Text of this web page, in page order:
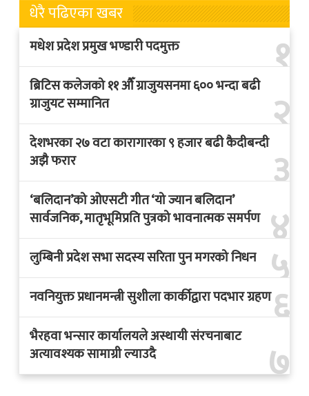
धेरै पढिएका खबर
१
मधेश प्रदेश प्रमुख भण्डारी पदमुक्त
२
ब्रिटिस कलेजको ११ औँ ग्राजुयसनमा ६०० भन्दा बढी
ग्राजुयट सम्मानित
३
देशभरका २७ वटा कारागारका ९ हजार बढी कैदीबन्दी
अझै फरार
४
‘बलिदान’को ओएसटी गीत ‘यो ज्यान बलिदान’
सार्वजनिक, मातृभूमिप्रति पुत्रको भावनात्मक समर्पण
५
लुम्बिनी प्रदेश सभा सदस्य सरिता पुन मगरको निधन
६
नवनियुक्त प्रधानमन्त्री सुशीला कार्कीद्वारा पदभार ग्रहण
७
भैरहवा भन्सार कार्यालयले अस्थायी संरचनाबाट
अत्यावश्यक सामाग्री ल्याउदै